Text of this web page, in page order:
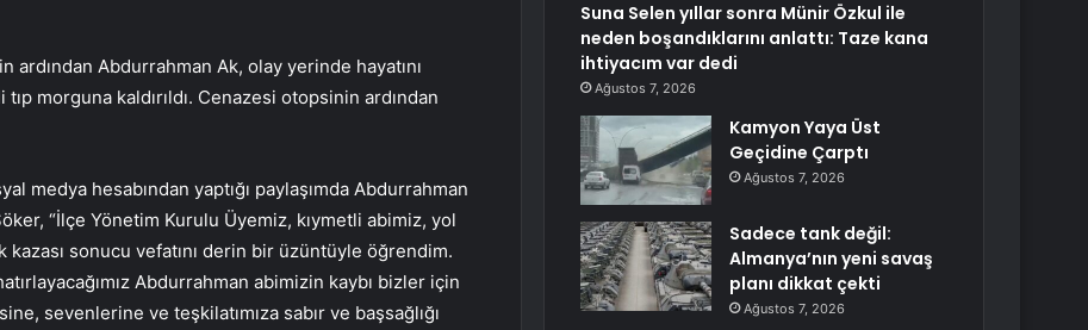
Abdurrahman Ak, olay yerinde hayatını
morguna kaldırıldı. Cenazesi otopsinin ardından
medya hesabından yaptığı paylaşımda Abdurrahman
“İlçe Yönetim Kurulu Üyemiz, kıymetli abimiz, yol
kazası sonucu vefatını derin bir üzüntüyle öğrendim.
Abdurrahman abimizin kaybı bizler için
sevenlerine ve teşkilatımıza sabır ve başsağlığı
Suna Selen yıllar sonra Münir Özkul ile
neden boşandıklarını anlattı: Taze kana
ihtiyacım var dedi
Ağustos 7, 2026
Kamyon Yaya Üst
Geçidine Çarptı
Ağustos 7, 2026
Sadece tank değil:
Almanya’nın yeni savaş
planı dikkat çekti
Ağustos 7, 2026